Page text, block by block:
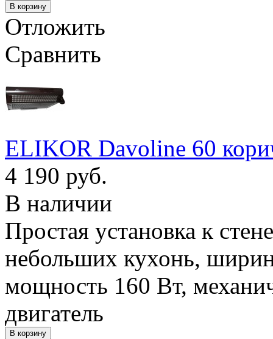
Отложить
Сравнить
ELIKOR Davoline 60
4 190 руб.
В наличии
Простая установка к
небольших кухонь,
мощность 160 Вт,
двигатель